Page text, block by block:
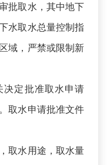
批取水，其中地下
水取水总量控制指
域，严禁或限制新
定批准取水申请
取水申请批准文件
水用途，取水量